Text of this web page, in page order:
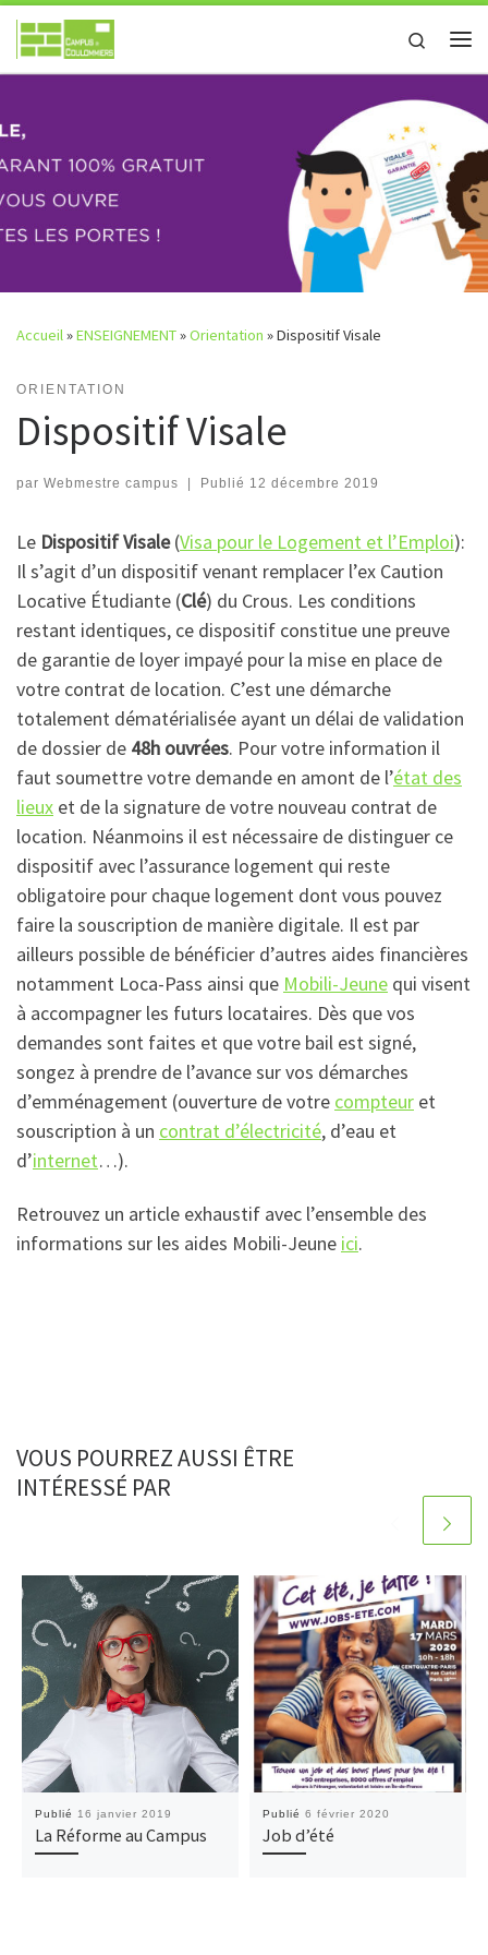
Passer au contenu
Search
Accueil»ENSEIGNEMENT»Orientation »Dispositif Visale
ORIENTATION
Dispositif Visale
par Webmestre campus | Publié 12 décembre 2019
Le Dispositif Visale(Visa pour le Logement et l’Emploi):
Il s’agit d’un dispositif venant remplacer l’ex Caution
Locative Étudiante (Clé) du Crous. Les conditions
restant identiques, ce dispositif constitue une preuve
de garantie de loyer impayé pour la mise en place de
votre contrat de location. C’est une démarche
totalement dématérialisée ayant un délai de validation
de dossier de 48h ouvrées. Pour votre information il
faut soumettre votre demande en amont de l’état des
lieux et de la signature de votre nouveau contrat de
location. Néanmoins il est nécessaire de distinguer ce
dispositif avec l’assurance logement qui reste
obligatoire pour chaque logement dont vous pouvez
faire la souscription de manière digitale. Il est par
ailleurs possible de bénéficier d’autres aides financières
notamment Loca-Pass ainsi que Mobili-Jeune qui visent
à accompagner les futurs locataires. Dès que vos
demandes sont faites et que votre bail est signé,
songez à prendre de l’avance sur vos démarches
d’emménagement (ouverture de votre compteur et
souscription à un contrat d’électricité, d’eau et
d’internet…).
Retrouvez un article exhaustif avec l’ensemble des
informations sur les aides Mobili-Jeune ici.
VOUS POURREZ AUSSI ÊTRE
INTÉRESSÉ PAR
Publié 16 janvier 2019
La Réforme au Campus
Publié 6 février 2020
Job d’été